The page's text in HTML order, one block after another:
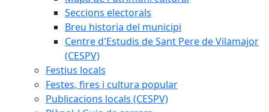
Seccions electorals
Breu historia del municipi
Centre d'Estudis de Sant Pere de Vilamajor
(CESPV)
Festius locals
Festes, fires i cultura popular
Publicacions locals (CESPV)